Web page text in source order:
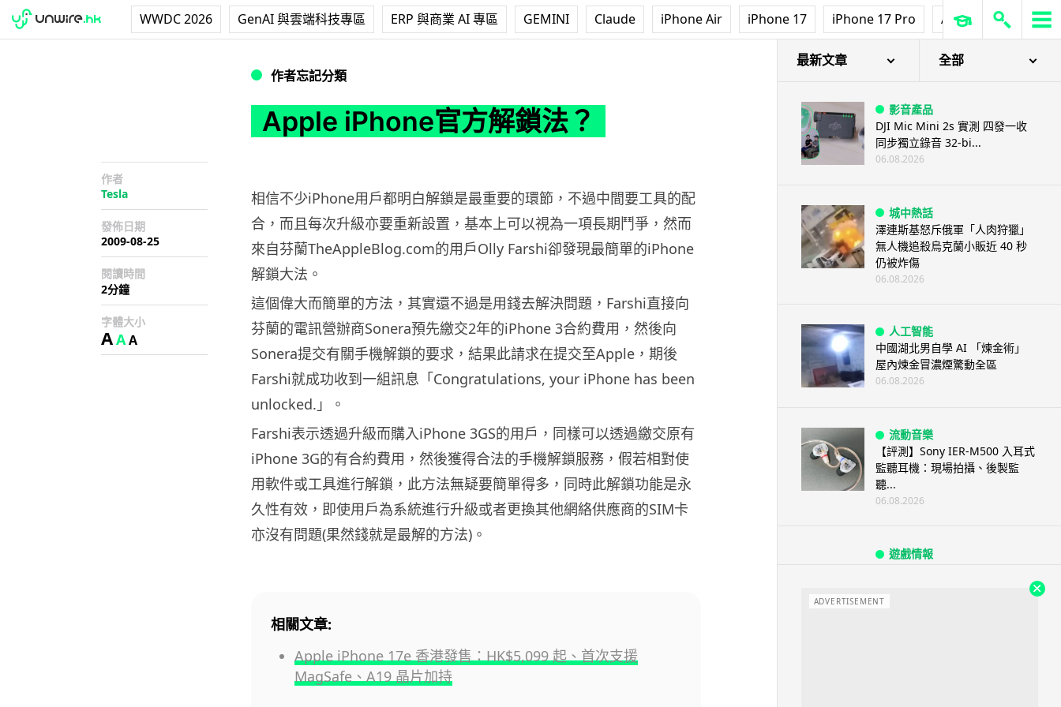
WWDC 2026 GenAI 與雲端科技專區 ERP 與商業 AI 專區 GEMINI Claude iPhone Air iPhone 17 iPhone 17 Pro AirPods Pro 3
作者忘記分類
Apple iPhone官方解鎖法？
作者
Tesla
發佈日期
2009-08-25
閱讀時間
2分鐘
字體大小
AAA
相信不少iPhone用戶都明白解鎖是最重要的環節，不過中間要工具的配
合，而且每次升級亦要重新設置，基本上可以視為一項長期鬥爭，然而
來自芬蘭TheAppleBlog.com的用戶Olly Farshi卻發現最簡單的iPhone
解鎖大法。
這個偉大而簡單的方法，其實還不過是用錢去解決問題，Farshi直接向
芬蘭的電訊營辦商Sonera預先繳交2年的iPhone 3合約費用，然後向
Sonera提交有關手機解鎖的要求，結果此請求在提交至Apple，期後
Farshi就成功收到一組訊息「Congratulations, your iPhone has been
unlocked.」。
Farshi表示透過升級而購入iPhone 3GS的用戶，同樣可以透過繳交原有
iPhone 3G的有合約費用，然後獲得合法的手機解鎖服務，假若相對使
用軟件或工具進行解鎖，此方法無疑要簡單得多，同時此解鎖功能是永
久性有效，即使用戶為系統進行升級或者更換其他網絡供應商的SIM卡
亦沒有問題(果然錢就是最解的方法)。
相關文章:
Apple iPhone 17e 香港發售：HK$5,099 起、首次支援
MagSafe、A19 晶片加持
最新文章 全部
影音產品
DJI Mic Mini 2s 實測 四發一收
同步獨立錄音 32-bi...
06.08.2026
城中熱話
澤連斯基怒斥俄軍「人肉狩獵」
無人機追殺烏克蘭小販近 40 秒
仍被炸傷
06.08.2026
人工智能
中國湖北男自學 AI 「煉金術」
屋內煉金冒濃煙驚動全區
06.08.2026
流動音樂
【評測】Sony IER-M500 入耳式
監聽耳機：現場拍攝、後製監
聽...
06.08.2026
遊戲情報
「烏拉特克的詛咒」專訪：巢穴
不為提高世...
ADVERTISEMENT